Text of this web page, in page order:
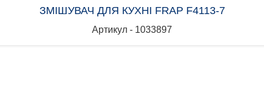
ЗМІШУВАЧ ДЛЯ КУХНІ FRAP F4113-7
Артикул - 1033897